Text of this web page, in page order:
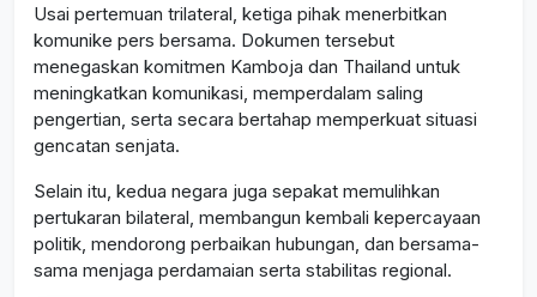
Usai pertemuan trilateral, ketiga pihak menerbitkan
komunike pers bersama. Dokumen tersebut
menegaskan komitmen Kamboja dan Thailand untuk
meningkatkan komunikasi, memperdalam saling
pengertian, serta secara bertahap memperkuat situasi
gencatan senjata.
Selain itu, kedua negara juga sepakat memulihkan
pertukaran bilateral, membangun kembali kepercayaan
politik, mendorong perbaikan hubungan, dan bersama-
sama menjaga perdamaian serta stabilitas regional.